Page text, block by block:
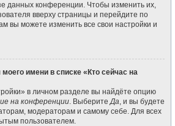
данных конференции. Чтобы изменить их,
вверху страницы и перейдите по
вы можете изменить все свои настройки и
имени в списке «Кто сейчас на
в личном разделе вы найдёте опцию
на конференции. ВыберитеДа, и вы будете
модераторам и самому себе. Для всех
пользователем.